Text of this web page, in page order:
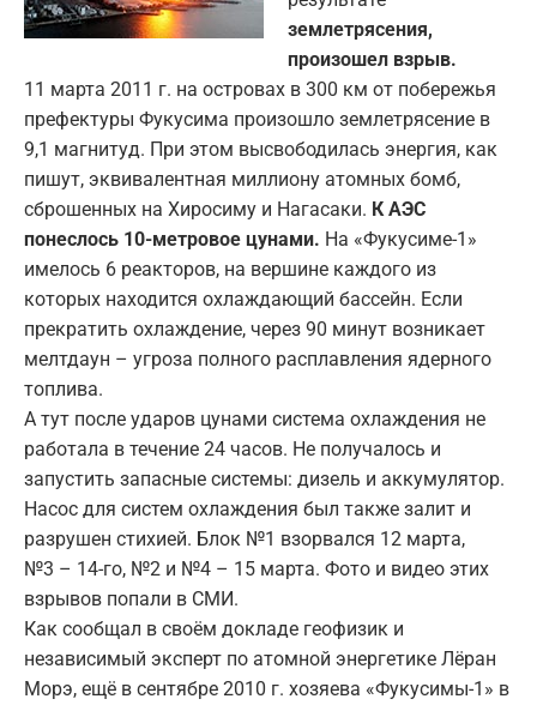
землетрясения,
произошел взрыв.
11 марта 2011 г. на островах в 300 км от побережья
префектуры Фукусима произошло землетрясение в
9,1 магнитуд. При этом высвободилась энергия, как
пишут, эквивалентная миллиону атомных бомб,
сброшенных на Хиросиму и Нагасаки. К АЭС
понеслось 10-метровое цунами. На «Фукусиме-1»
имелось 6 реакторов, на вершине каждого из
которых находится охлаждающий бассейн. Если
прекратить охлаждение, через 90 минут возникает
мелтдаун – угроза полного расплавления ядерного
топлива.
А тут после ударов цунами система охлаждения не
работала в течение 24 часов. Не получалось и
запустить запасные системы: дизель и аккумулятор.
Насос для систем охлаждения был также залит и
разрушен стихией. Блок №1 взорвался 12 марта,
№3 – 14-го, №2 и №4 – 15 марта. Фото и видео этих
взрывов попали в СМИ.
Как сообщал в своём докладе геофизик и
независимый эксперт по атомной энергетике Лёран
Морэ, ещё в сентябре 2010 г. хозяева «Фукусимы-1» в